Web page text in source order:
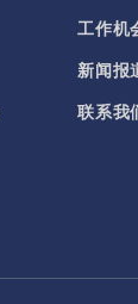
工作机
新闻报
联系我